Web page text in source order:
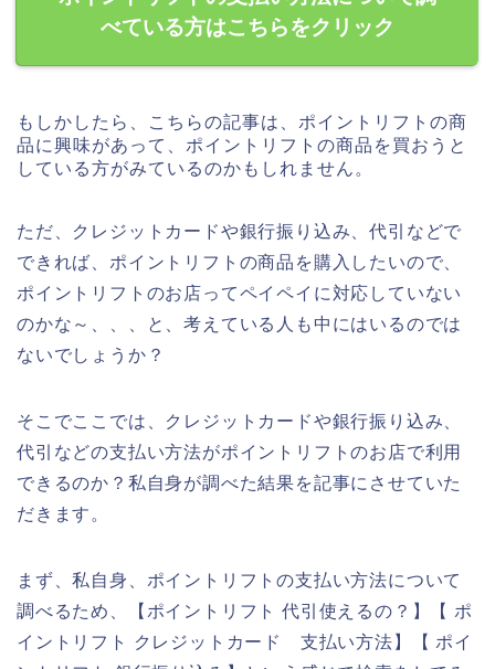
べている方はこちらをクリック
もしかしたら、こちらの記事は、ポイントリフトの商
品に興味があって、ポイントリフトの商品を買おうと
している方がみているのかもしれません。
ただ、クレジットカードや銀行振り込み、代引などで
できれば、ポイントリフトの商品を購入したいので、
ポイントリフトのお店ってペイペイに対応していない
のかな～、、、と、考えている人も中にはいるのでは
ないでしょうか？
そこでここでは、クレジットカードや銀行振り込み、
代引などの支払い方法がポイントリフトのお店で利用
できるのか？私自身が調べた結果を記事にさせていた
だきます。
まず、私自身、ポイントリフトの支払い方法について
調べるため、【ポイントリフト 代引使えるの？】【 ポ
イントリフト クレジットカード 支払い方法】【 ポイ